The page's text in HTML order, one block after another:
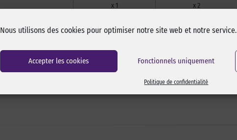
Nous utilisons des cookies pour optimiser notre site web et notre service.
Accepter les cookies Fonctionnels uniquement
Politique de confidentialité
x 1 x 2
512,21 € 460,99 €
460,99 €
1 à 2 semaines 3 à 4 semaines